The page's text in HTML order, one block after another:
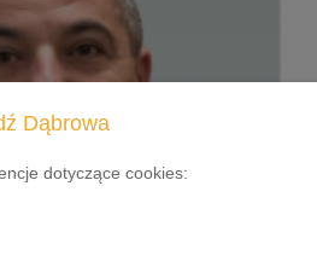
Dąbrowa
dotyczące cookies: